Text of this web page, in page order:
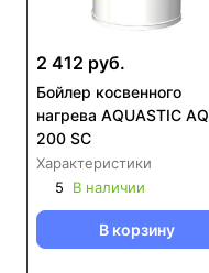
2 412 руб.
Бойлер косвенного
нагрева AQUASTIC AQ
200 SC
Характеристики
5
В наличии
В корзину